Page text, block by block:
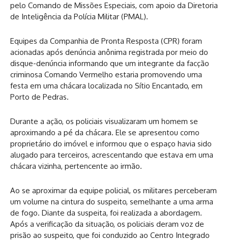
pelo Comando de Missões Especiais, com apoio da Diretoria
de Inteligência da Polícia Militar (PMAL).
Equipes da Companhia de Pronta Resposta (CPR) foram
acionadas após denúncia anônima registrada por meio do
disque-denúncia informando que um integrante da facção
criminosa Comando Vermelho estaria promovendo uma
festa em uma chácara localizada no Sítio Encantado, em
Porto de Pedras.
Durante a ação, os policiais visualizaram um homem se
aproximando a pé da chácara. Ele se apresentou como
proprietário do imóvel e informou que o espaço havia sido
alugado para terceiros, acrescentando que estava em uma
chácara vizinha, pertencente ao irmão.
Ao se aproximar da equipe policial, os militares perceberam
um volume na cintura do suspeito, semelhante a uma arma
de fogo. Diante da suspeita, foi realizada a abordagem.
Após a verificação da situação, os policiais deram voz de
prisão ao suspeito, que foi conduzido ao Centro Integrado